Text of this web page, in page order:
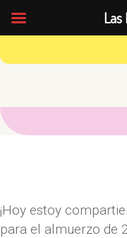
¡Hoy estoy
para el almuerzo de
Las